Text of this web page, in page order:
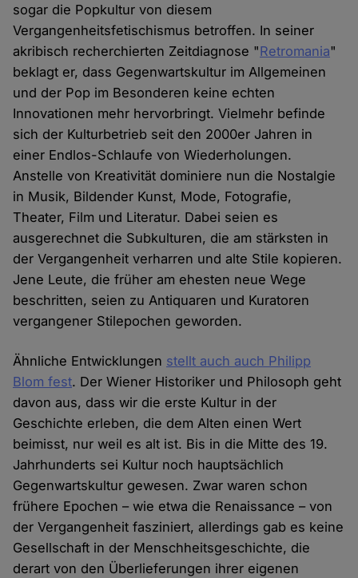
sogar die Popkultur von diesem
Vergangenheitsfetischismus betroffen. In seiner
akribisch recherchierten Zeitdiagnose "Retromania"
beklagt er, dass Gegenwartskultur im Allgemeinen
und der Pop im Besonderen keine echten
Innovationen mehr hervorbringt. Vielmehr befinde
sich der Kulturbetrieb seit den 2000er Jahren in
einer Endlos-Schlaufe von Wiederholungen.
Anstelle von Kreativität dominiere nun die Nostalgie
in Musik, Bildender Kunst, Mode, Fotografie,
Theater, Film und Literatur. Dabei seien es
ausgerechnet die Subkulturen, die am stärksten in
der Vergangenheit verharren und alte Stile kopieren.
Jene Leute, die früher am ehesten neue Wege
beschritten, seien zu Antiquaren und Kuratoren
vergangener Stilepochen geworden.
Ähnliche Entwicklungen stellt auch auch Philipp
Blom fest. Der Wiener Historiker und Philosoph geht
davon aus, dass wir die erste Kultur in der
Geschichte erleben, die dem Alten einen Wert
beimisst, nur weil es alt ist. Bis in die Mitte des 19.
Jahrhunderts sei Kultur noch hauptsächlich
Gegenwartskultur gewesen. Zwar waren schon
frühere Epochen – wie etwa die Renaissance – von
der Vergangenheit fasziniert, allerdings gab es keine
Gesellschaft in der Menschheitsgeschichte, die
derart von den Überlieferungen ihrer eigenen